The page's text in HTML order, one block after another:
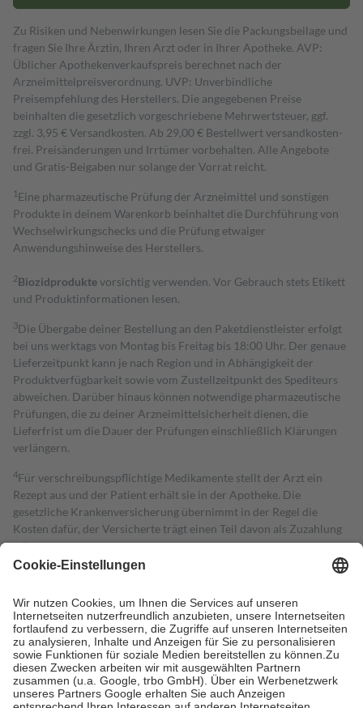
Zu Risiken und Nebenwirkungen lesen Sie die Packungsbeilage und
fragen Sie Ihre Ärztin, Ihren Arzt oder in Ihrer Apotheke. AVP:
Üblicher Apothekenverkaufspreis berechnet nach der
Arzneimittelpreisverordnung. UVP: Unverbindliche
Preisempfehlung des Herstellers. Die angegebenen Preise
beinhalten die gesetzlich vorgeschriebene Mehrwertsteuer, ggf.
zzgl. 3,95 € Versandkosten. Ab 29,00 € Bestell­wert versand­kosten­
frei. Preisänderungen und Irrtümer vorbehalten. Alle Angebote
und Gratis-Beigaben nur solange der Vorrat reicht.
1 Eine pharmazeutische Prüfung der Arzneimittel und sonstigen
Produkte in deinem Warenkorb beinhaltet die Durchführung von
Wechselwirkungschecks und die Prüfung etwaiger
Anwendungshinweise des Herstellers.
2Biozidproduktevorsichtig verwenden. Vor Gebrauch stets Etikett
und Produktinformationen lesen.
3Die Übergabe deiner Bestellung an den Paketdienstleister erfolgt
bei uns werktags von Montag bis Freitag bis 18:00 Uhr. Der genaue
Lieferzeitpunkt kann je nach Region und in Abhängigkeit der
Produktverfügbarkeit sowie vom Zustellzeitpunkt des Spediteurs
abweichen. Darüber hinaus können notwendige pharmazeutische
Prüfungen, die zu deiner Arzneimittelsicherheit dienen, die
Lieferfrist um die Dauer der Prüfungen einschließlich Klärungen
verlängern.
4Für verschreibungspflichtige Medikamente stellt der Arzt ein
Rezept aus und der Patient erhält sie in der Apotheke. Die
gesetzliche Krankenversicherung übernimmt in der Regel die
Kosten dafür, der Versicherte trägt einen Teil davon als Zuzahlung
mit.
Grundsätzlich leisten Mitglieder Zuzahlungen in Höhe von zehn
höchstens zehn Euro.
Es sind jedoch nie mehr als die tatsächlichen
Kosten der Leistung zu entrichten.
Diese Regeln gelten grundsätzlich auch für Online-Apotheken.
Bei Heilmitteln und häuslicher Krankenpflege beträgt die
Zuzahlung zehn Prozent der Kosten sowie zehn Euro je
Verordnung.
Um das Engagement der Versicherten für ihre eigene Gesundheit zu